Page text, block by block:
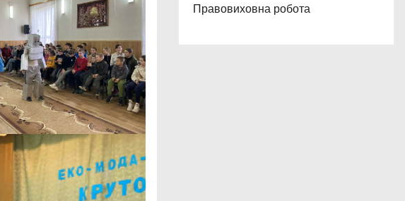
Правовиховна робота